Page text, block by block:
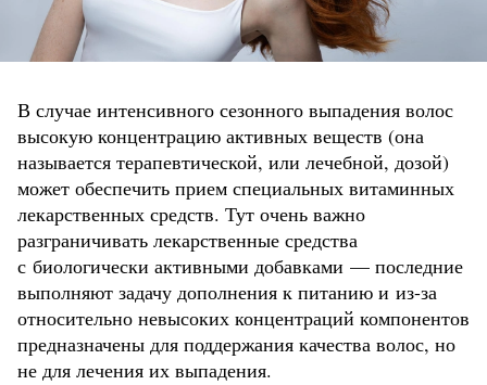
В случае интенсивного сезонного выпадения волос
высокую концентрацию активных веществ (она
называется терапевтической, или лечебной, дозой)
может обеспечить прием специальных витаминных
лекарственных средств. Тут очень важно
разграничивать лекарственные средства
с биологически активными добавками — последние
выполняют задачу дополнения к питанию и из-за
относительно невысоких концентраций компонентов
предназначены для поддержания качества волос, но
не для лечения их выпадения.